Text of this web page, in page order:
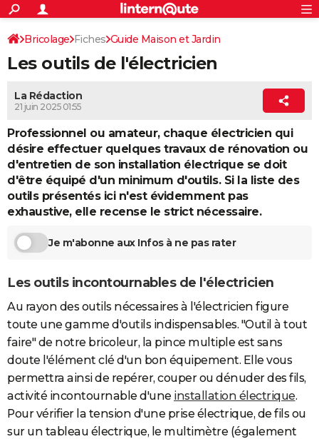
ACTUALITÉS
Politique
Société
Faits Divers
Education
Monde
Villes
+
SPORT
Coupe du monde 2026
Football
Tennis
Cyclisme
Rugby
Forum
Programme TV
TNTStreaming
Cinéma
Sorties cinéma
Musique
+FINANCE
Retraite
Impôts
Epargne
Immobilier
Risques naturels par ville
Banque
Assurance
Crédit
AUTO
Essais
Réserver un essai
Citadines
Berlines
SUV
Forum auto
+
HIGH-TECH
Mobiles
Meilleur smartphone
Internet
Ordinateurs
Jeux vidéo
Guide high-tech
+
BRICOLAGE
Forum
Aménagement intérieur
Extérieur
Cuisine
Salle de bains
Jardinage
Rangement
+
Guides de France
Escapades
Patrimoine
Expositions
Musées
Week-end nature
+LIFESTYLE
Art de vivre
Bien-être
ModeModes de vie
+ SANTE
Alimentation
Guide de la santé
Maladies
Médicaments
Sommeil
+VOYAGE
Destinations
Voyage nature
Voyage de noces
PHOTO
GUIDES D'ACHAT
BONS PLANS
S'inscrire
Connexion
Bricolage Fiches Guide Maison et Jardin
Bricolage / Travaux Electricité
Les outils de l'électricien
La Rédaction
21 juin 2025 01:55
Professionnel ou amateur, chaque électricien qui
désire effectuer quelques travaux de rénovation ou
d'entretien de son installation électrique se doit
d'être équipé d'un minimum d'outils. Si la liste des
outils présentés ici n'est évidemment pas
exhaustive, elle recense le strict nécessaire.
Je m'abonne aux Infos à ne pas rater
Les outils incontournables de l'électricien
Au rayon des outils nécessaires à l'électricien figure
toute une gamme d'outils indispensables. "Outil à tout
faire" de notre bricoleur, la pince multiple est sans
doute l'élément clé d'un bon équipement. Elle vous
permettra ainsi de repérer, couper ou dénuder des fils,
activité incontournable d'une installation électrique.
Pour vérifier la tension d'une prise électrique, de fils ou
sur un tableau électrique, le multimètre (également